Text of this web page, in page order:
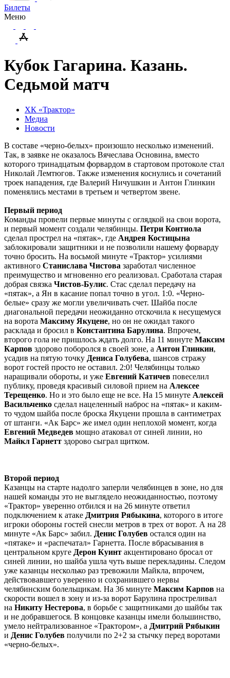
Билеты
Меню
Кубок Гагарина. Казань.
Седьмой матч
ХК «Трактор»
Медиа
Новости
В составе «черно-белых» произошло несколько изменений.
Так, в заявке не оказалось Вячеслава Основина, вместо
которого тринадцатым форвардом в стартовом протоколе стал
Николай Лемтюгов. Также изменения коснулись и сочетаний
троек нападения, где Валерий Ничушкин и Антон Глинкин
поменялись местами в третьем и четвертом звене.
Первый период
Команды провели первые минуты с оглядкой на свои ворота,
и первый момент создали челябинцы. Петри Контиола
сделал прострел на «пятак», где Андрея Костицына
заблокировали защитники и не позволили нашему форварду
точно бросить. На восьмой минуте «Трактор» усилиями
активного Станислава Чистова заработал численное
преимущество и мгновенно его реализовал. Сработала старая
добрая связка Чистов-Булис. Стас сделал передачу на
«пятак», а Ян в касание попал точно в угол. 1:0. «Черно-
белые» сразу же могли увеличивать счет. Шайба после
диагональной передачи неожиданно отскочила к несущемуся
на ворота Максиму Якуцене, но он не ожидал такого
расклада и бросил в Константина Барулина. Впрочем,
второго гола не пришлось ждать долго. На 11 минуте Максим
Карпов здорово поборолся в своей зоне, а Антон Глинкин,
усадив на пятую точку Дениса Голубева, шансов стражу
ворот гостей просто не оставил. 2:0! Челябинцы только
наращивали обороты, и уже Евгений Катичев повеселил
публику, проведя красивый силовой прием на Алексее
Терещенко. Но и это было еще не все. На 15 минуте Алексей
Васильченко сделал нацеленный наброс на «пятак» и каким-
то чудом шайба после броска Якуцени прошла в сантиметрах
от штанги. «Ак Барс» же имел один неплохой момент, когда
Евгений Медведев мощно атаковал от синей линии, но
Майкл Гарнетт здорово сыграл щитком.
Второй период
Казанцы на старте надолго заперли челябинцев в зоне, но для
нашей команды это не выглядело неожиданностью, поэтому
«Трактор» уверенно отбился и на 26 минуте ответил
подключением к атаке Дмитрия Рябыкина, которого в итоге
игроки обороны гостей снесли метров в трех от ворот. А на 28
минуте «Ак Барс» забил. Денис Голубев остался один на
«пятаке» и «распечатал» Гарнетта. После вбрасывания в
центральном круге Дерон Куинт акцентировано бросал от
синей линии, но шайба ушла чуть выше перекладины. Следом
уже казанцы несколько раз тревожили Майкла, впрочем,
действовавшего уверенно и сохранившего нервы
челябинским болельщикам. На 36 минуте Максим Карпов на
скорости вошел в зону и из-за ворот Барулина простреливал
на Никиту Нестерова, в борьбе с защитниками до шайбы так
и не добравшегося. В концовке казанцы имели большинство,
умело нейтрализованное «Трактором», а Дмитрий Рябыкин
и Денис Голубев получили по 2+2 за стычку перед воротами
«черно-белых».